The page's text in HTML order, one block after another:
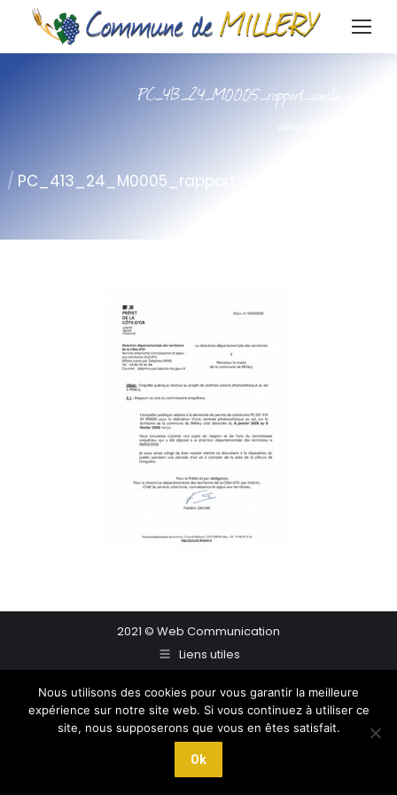
concernée par le projet
2021 © Web Communication
Liens utiles
Nous utilisons des cookies pour vous garantir la meilleure
expérience sur notre site web. Si vous continuez à utiliser ce
site, nous supposerons que vous en êtes satisfait.
Ok